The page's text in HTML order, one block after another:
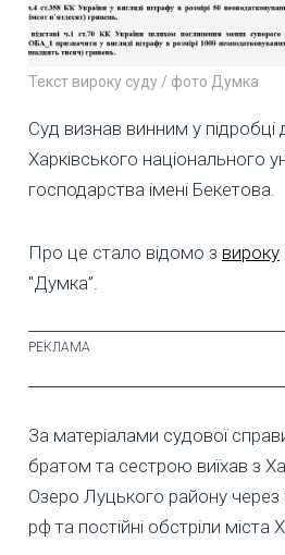
Текст вироку суду / фото Думка
Суд визнав винним у підробці
Харківського національного
господарства імені Бекетова.
Про це стало відомо з вироку
"Думка”.
За матеріалами судової
братом та сестрою виїхав з
Озеро Луцького району через
рф та постійні обстріли міста